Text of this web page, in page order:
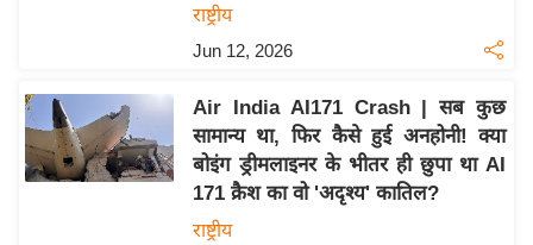
क्रि
के
ट
राष्ट्रीय
Jun 12, 2026
Air India AI171 Crash | सब कुछ
सामान्य था, फिर कैसे हुई अनहोनी! क्या
बोइंग ड्रीमलाइनर के भीतर ही छुपा था AI
171 क्रैश का वो 'अदृश्य' कातिल?
राष्ट्रीय